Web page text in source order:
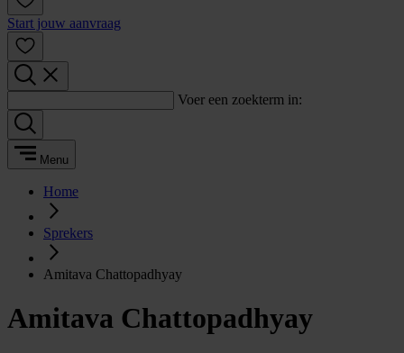
Start jouw aanvraag
Voer een zoekterm in:
Menu
Home
Sprekers
Amitava Chattopadhyay
Amitava Chattopadhyay